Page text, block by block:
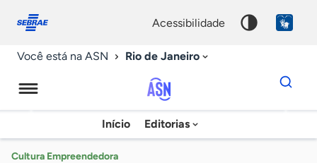
conosco
acessibilidade
Você está na ASN Rio de Janeiro
Agência
Sebrae
Início Editorias
Dados
para
chave
Cultura Empreendedora